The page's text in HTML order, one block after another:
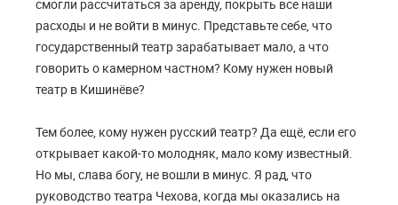
смогли рассчитаться за аренду, покрыть все наши
расходы и не войти в минус. Представьте себе, что
государственный театр зарабатывает мало, а что
говорить о камерном частном? Кому нужен новый
театр в Кишинёве?
Тем более, кому нужен русский театр? Да ещё, если его
открывает какой-то молодняк, мало кому известный.
Но мы, слава богу, не вошли в минус. Я рад, что
руководство театра Чехова, когда мы оказались на